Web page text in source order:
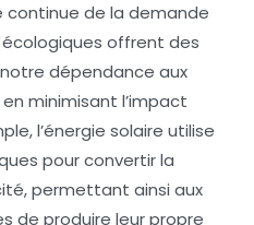
continue de la demande
offrent des
dépendance aux
minimisant l’impact
l’énergie solaire utilise
pour convertir la
permettant ainsi aux
de produire leur propre